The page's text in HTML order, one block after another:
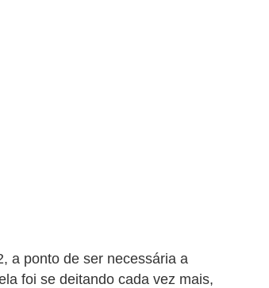
a ponto de ser necessária a
foi se deitando cada vez mais,